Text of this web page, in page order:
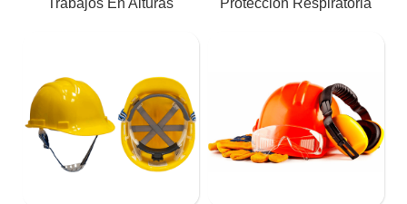
Trabajos En Alturas Protección Respiratoria